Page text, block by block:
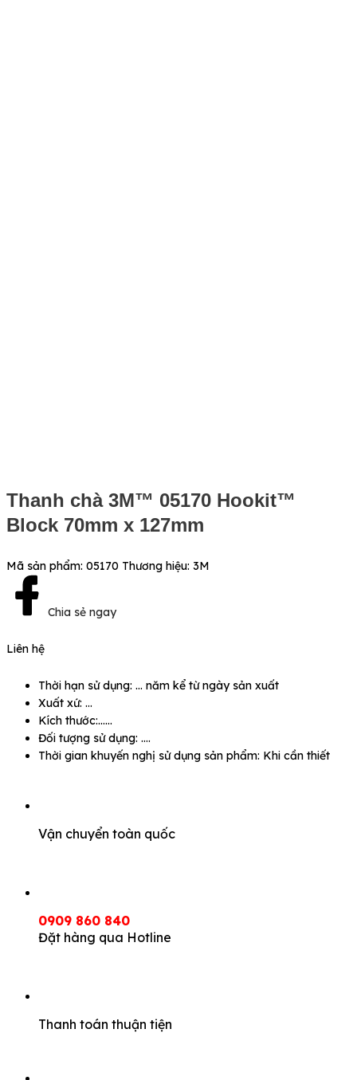
Thanh chà 3M™ 05170 Hookit™
Block 70mm x 127mm
Mã sản phẩm: 05170 Thương hiệu: 3M
Chia sẻ ngay
Liên hệ
Thời hạn sử dụng: … năm kể từ ngày sản xuất
Xuất xứ: …
Kích thước:……
Đối tượng sử dụng: ….
Thời gian khuyến nghị sử dụng sản phẩm: Khi cần thiết
Vận chuyển toàn quốc
0909 860 840
Đặt hàng qua Hotline
Thanh toán thuận tiện